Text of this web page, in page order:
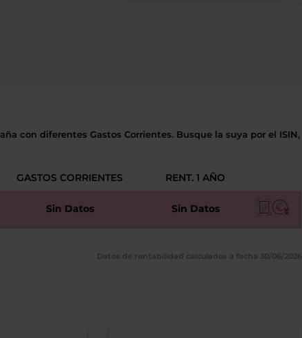
con diferentes Gastos Corrientes. Busque la suya por el ISIN,
GASTOS CORRIENTES RENT. 1 AÑO
Sin Datos Sin Datos
Datos de rentabilidad calculados a fecha 30/06/2026